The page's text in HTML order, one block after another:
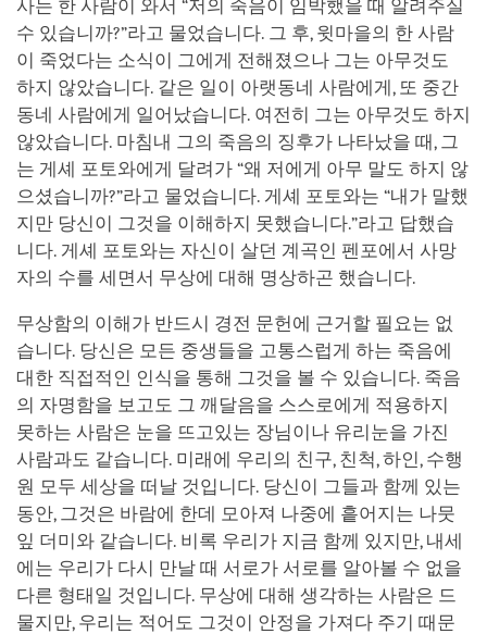
사는 한 사람이 와서 “저의 죽음이 임박했을 때 알려주실
수 있습니까?”라고 물었습니다. 그 후, 윗마을의 한 사람
이 죽었다는 소식이 그에게 전해졌으나 그는 아무것도
하지 않았습니다. 같은 일이 아랫동네 사람에게, 또 중간
동네 사람에게 일어났습니다. 여전히 그는 아무것도 하지
않았습니다. 마침내 그의 죽음의 징후가 나타났을 때, 그
는 게셰 포토와에게 달려가 “왜 저에게 아무 말도 하지 않
으셨습니까?”라고 물었습니다. 게셰 포토와는 “내가 말했
지만 당신이 그것을 이해하지 못했습니다.”라고 답했습
니다. 게셰 포토와는 자신이 살던 계곡인 펜포에서 사망
자의 수를 세면서 무상에 대해 명상하곤 했습니다.
무상함의 이해가 반드시 경전 문헌에 근거할 필요는 없
습니다. 당신은 모든 중생들을 고통스럽게 하는 죽음에
대한 직접적인 인식을 통해 그것을 볼 수 있습니다. 죽음
의 자명함을 보고도 그 깨달음을 스스로에게 적용하지
못하는 사람은 눈을 뜨고있는 장님이나 유리눈을 가진
사람과도 같습니다. 미래에 우리의 친구, 친척, 하인, 수행
원 모두 세상을 떠날 것입니다. 당신이 그들과 함께 있는
동안, 그것은 바람에 한데 모아져 나중에 흩어지는 나뭇
잎 더미와 같습니다. 비록 우리가 지금 함께 있지만, 내세
에는 우리가 다시 만날 때 서로가 서로를 알아볼 수 없을
다른 형태일 것입니다. 무상에 대해 생각하는 사람은 드
물지만, 우리는 적어도 그것이 안정을 가져다 주기 때문